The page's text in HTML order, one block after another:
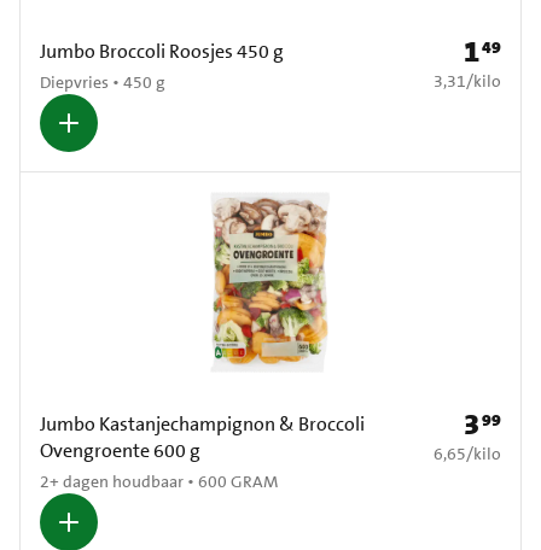
Jumbo Broccoli Roosjes 450 g
Diepvries • 450 g
Prijs: €
149
€ 3,31 per kilo
3,31/kilo
Jumbo Kastanjechampignon & Broccoli
Ovengroente 600 g
2+ dagen houdbaar • 600 GRAM
Prijs: €
399
€ 6,65 per kilo
6,65/kilo